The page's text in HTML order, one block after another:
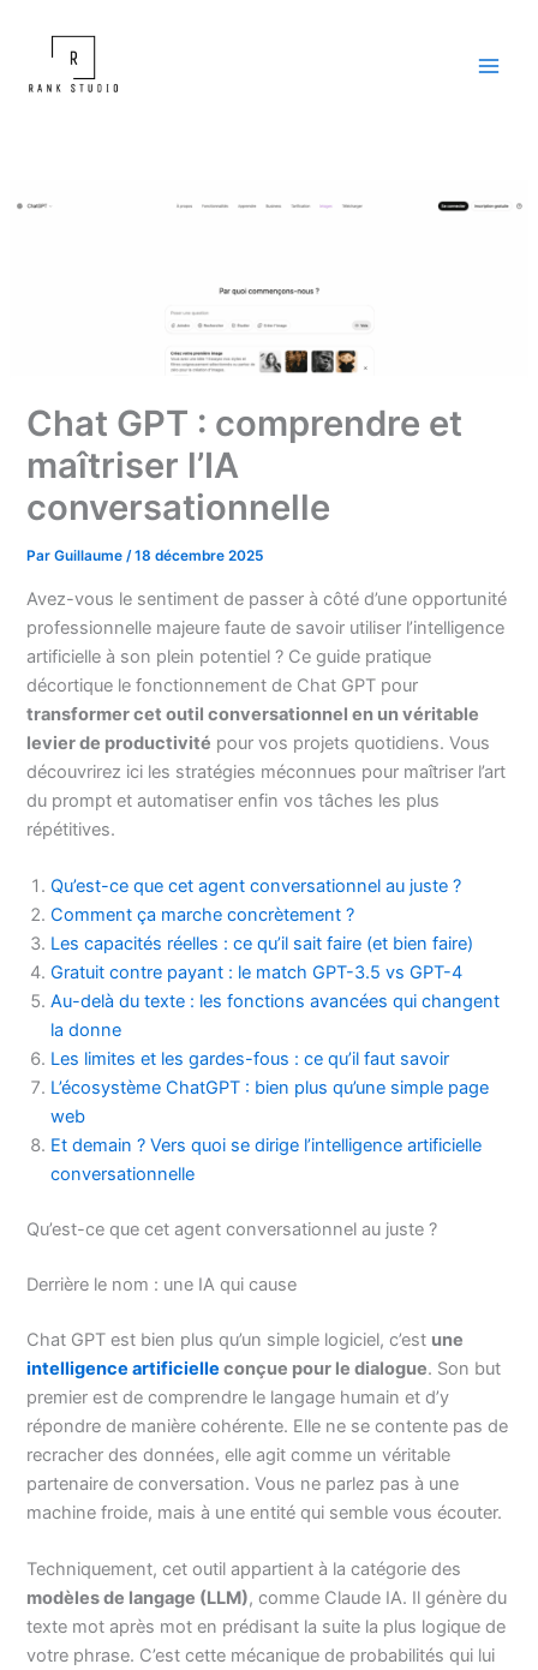
Chat GPT : comprendre et
maîtriser l’IA
conversationnelle
ParGuillaume/18 décembre 2025
Avez-vous le sentiment de passer à côté d’une opportunité
professionnelle majeure faute de savoir utiliser l’intelligence
artificielle à son plein potentiel ? Ce guide pratique
décortique le fonctionnement de Chat GPT pour
transformer cet outil conversationnel en un véritable
levier de productivité pour vos projets quotidiens. Vous
découvrirez ici les stratégies méconnues pour maîtriser l’art
du prompt et automatiser enfin vos tâches les plus
répétitives.
Qu’est-ce que cet agent conversationnel au juste ?
Comment ça marche concrètement ?
Les capacités réelles : ce qu’il sait faire (et bien faire)
Gratuit contre payant : le match GPT-3.5 vs GPT-4
Au-delà du texte : les fonctions avancées qui changent
la donne
Les limites et les gardes-fous : ce qu’il faut savoir
L’écosystème ChatGPT : bien plus qu’une simple page
web
Et demain ? Vers quoi se dirige l’intelligence artificielle
conversationnelle
Qu’est-ce que cet agent conversationnel au juste ?
Derrière le nom : une IA qui cause
Chat GPT est bien plus qu’un simple logiciel, c’est une
intelligence artificielle conçue pour le dialogue. Son but
premier est de comprendre le langage humain et d’y
répondre de manière cohérente. Elle ne se contente pas de
recracher des données, elle agit comme un véritable
partenaire de conversation. Vous ne parlez pas à une
machine froide, mais à une entité qui semble vous écouter.
Techniquement, cet outil appartient à la catégorie des
modèles de langage (LLM), comme Claude IA. Il génère du
texte mot après mot en prédisant la suite la plus logique de
votre phrase. C’est cette mécanique de probabilités qui lui